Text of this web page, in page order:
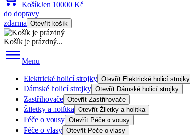
KošíkJen 10000 Kč
do dopravy
zdarma Otevřít košík
Košík je prázdný...
Menu
Elektrické holicí strojky Otevřít Elektrické holicí strojky
Dámské holicí strojky Otevřít Dámské holicí strojky
Zastřihovače Otevřít Zastřihovače
Žiletky a holítka Otevřít Žiletky a holítka
Péče o vousy Otevřít Péče o vousy
Péče o vlasy Otevřít Péče o vlasy